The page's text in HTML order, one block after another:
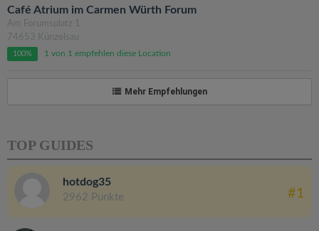
Café Atrium im Carmen Würth Forum
Am Forumsplatz 1
74653 Künzelsau
100% 1 von 1 empfehlen diese Location
Mehr Empfehlungen
TOP GUIDES
hotdog35
2962 Punkte #1